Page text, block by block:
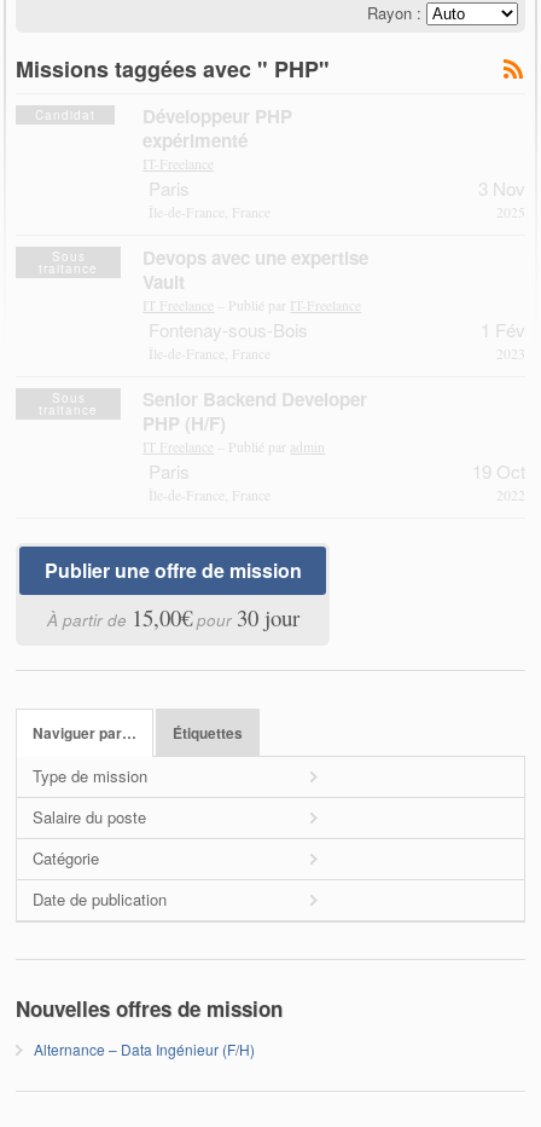
Rayon :
Missions taggées avec " PHP"
Candidat
Développeur PHP
expérimenté
IT-Freelance
Paris
Île-de-France, France
3 Nov
2025
Sous
traitance
Devops avec une expertise
Vault
IT Freelance – Publié par IT-Freelance
Fontenay-sous-Bois
Île-de-France, France
1 Fév
2023
Sous
traitance
Senior Backend Developer
PHP (H/F)
IT Freelance – Publié par admin
Paris
Île-de-France, France
19 Oct
2022
Publier une offre de mission
À partir de 15,00€pour 30 jour
Naviguer par… Étiquettes
Type de mission
Salaire du poste
Catégorie
Date de publication
Nouvelles offres de mission
Alternance – Data Ingénieur (F/H)